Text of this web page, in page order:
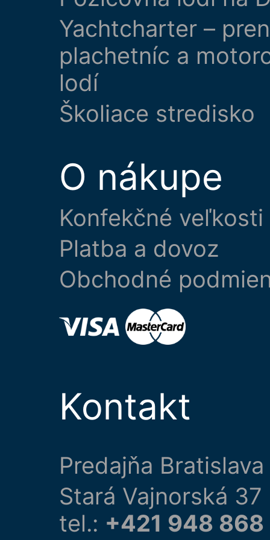
Yachtcharter –
plachetníc a
lodí
Školiace stredisko
O nákupe
Konfekčné veľkosti
Platba a dovoz
Obchodné
Kontakt
Predajňa Bratislava
Stará Vajnorská 37
tel.: +421 948